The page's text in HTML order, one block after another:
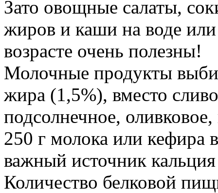
Зато овощные салаты,
жиров и каши на воде
возрасте очень полезны!
Молочные продукты
жира (1,5%), вместо
подсолнечное,
250 г молока или кефира
важный источник
Количество белковой